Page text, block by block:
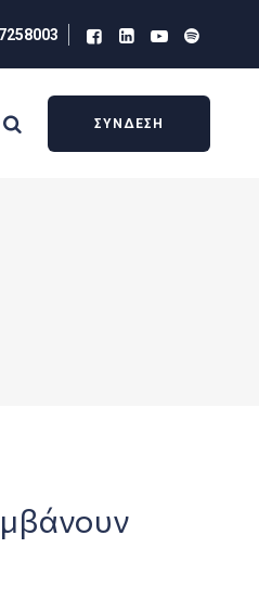
ΣΥΝΔΕΣΗ